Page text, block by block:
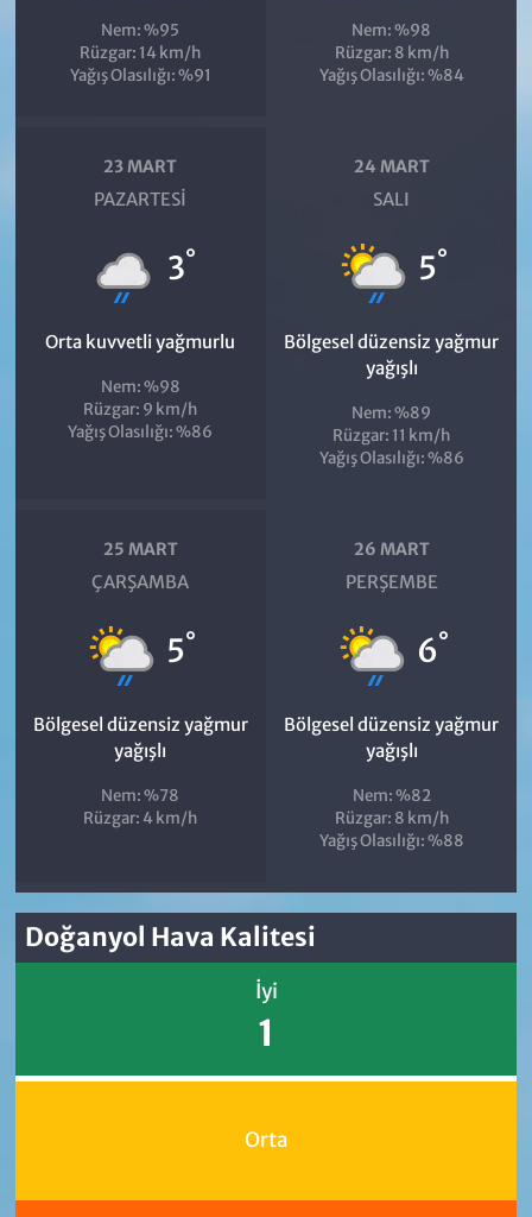
Nem: %95
Rüzgar: 14 km/h
Yağış Olasılığı: %91
Nem: %98
Rüzgar: 8 km/h
Yağış Olasılığı: %84
23 MART
PAZARTESI
3°
Orta kuvvetli yağmurlu
Nem: %98
Rüzgar: 9 km/h
Yağış Olasılığı: %86
24 MART
SALI
5°
Bölgesel düzensiz yağmur
yağışlı
Nem: %89
Rüzgar: 11 km/h
Yağış Olasılığı: %86
25 MART
ÇARŞAMBA
5°
Bölgesel düzensiz yağmur
yağışlı
Nem: %78
Rüzgar: 4 km/h
26 MART
PERŞEMBE
6°
Bölgesel düzensiz yağmur
yağışlı
Nem: %82
Rüzgar: 8 km/h
Yağış Olasılığı: %88
Doğanyol Hava Kalitesi
İyi
1
Orta